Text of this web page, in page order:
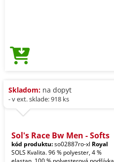
Skladom: na dopyt
- v ext. sklade: 918 ks
Sol's Race Bw Men - Softs
kód produktu:so02887ro-xl Royal
SOLS Kvalita. 96 % polyester, 4 %